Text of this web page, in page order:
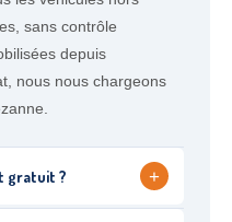
sans contrôle
depuis
nous nous chargeons
gratuit ? +